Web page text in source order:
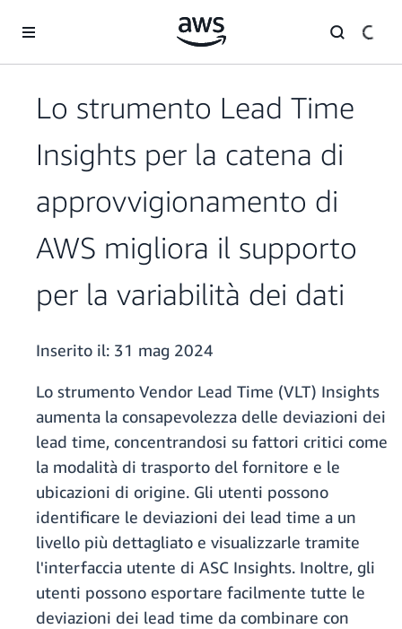
Lo strumento Lead Time
Insights per la catena di
approvvigionamento di
AWS migliora il supporto
per la variabilità dei dati
Inserito il: 31 mag 2024
Lo strumento Vendor Lead Time (VLT) Insights
aumenta la consapevolezza delle deviazioni dei
lead time, concentrandosi su fattori critici come
la modalità di trasporto del fornitore e le
ubicazioni di origine. Gli utenti possono
identificare le deviazioni dei lead time a un
livello più dettagliato e visualizzarle tramite
l'interfaccia utente di ASC Insights. Inoltre, gli
utenti possono esportare facilmente tutte le
deviazioni dei lead time da combinare con